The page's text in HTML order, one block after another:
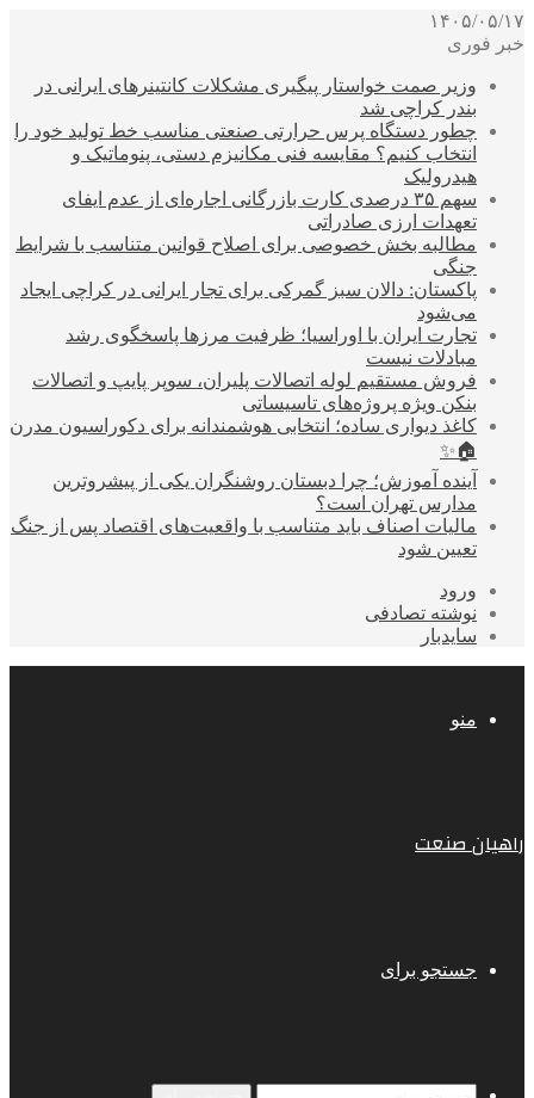
۱۴۰۵/۰۵/۱۷
خبر فوری
وزیر صمت خواستار پیگیری مشکلات کانتینرهای ایرانی در
بندر کراچی شد
چطور دستگاه پرس حرارتی صنعتی مناسب خط تولید خود را
انتخاب کنیم؟ مقایسه فنی مکانیزم دستی، پنوماتیک و
هیدرولیک
سهم ۳۵ درصدی کارت بازرگانی اجاره‌ای از عدم ایفای
تعهدات ارزی صادراتی
مطالبه بخش خصوصی برای اصلاح قوانین متناسب با شرایط
جنگی
پاکستان: دالان سبز گمرکی برای تجار ایرانی در کراچی ایجاد
می‌شود
تجارت ایران با اوراسیا؛ ظرفیت مرزها پاسخگوی رشد
مبادلات نیست
فروش مستقیم لوله اتصالات پلیران، سوپر پایپ و اتصالات
بنکن ویژه پروژه‌های تاسیساتی
کاغذ دیواری ساده؛ انتخابی هوشمندانه برای دکوراسیون مدرن
🏠✨
آینده آموزش؛ چرا دبستان روشنگران یکی از پیشروترین
مدارس تهران است؟
مالیات اصناف باید متناسب با واقعیت‌های اقتصاد پس از جنگ
تعیین شود
ورود
نوشته تصادفی
سایدبار
منو
راهیان صنعت
جستجو برای